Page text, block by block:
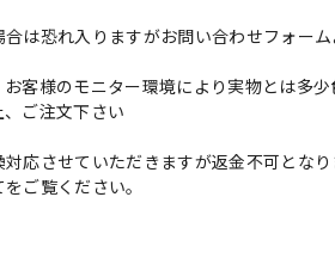
合は恐れ入りますがお問い合わせフォー
お客様のモニター環境により実物とは多
ご注文下さい
応させていただきますが返金不可となり
ご覧ください。